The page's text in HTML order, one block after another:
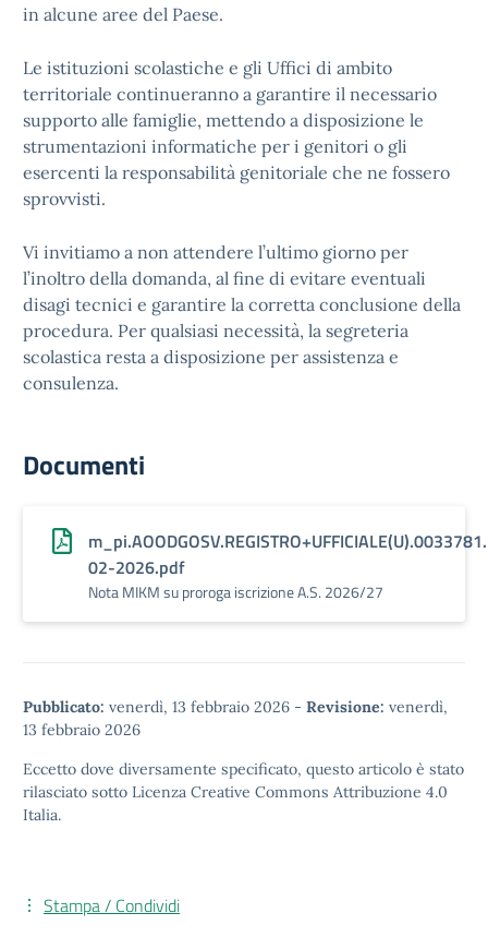
in alcune aree del Paese.
Le istituzioni scolastiche e gli Uffici di ambito
territoriale continueranno a garantire il necessario
supporto alle famiglie, mettendo a disposizione le
strumentazioni informatiche per i genitori o gli
esercenti la responsabilità genitoriale che ne fossero
sprovvisti.
Vi invitiamo a non attendere l’ultimo giorno per
l’inoltro della domanda, al fine di evitare eventuali
disagi tecnici e garantire la corretta conclusione della
procedura. Per qualsiasi necessità, la segreteria
scolastica resta a disposizione per assistenza e
consulenza.
Documenti
02-2026.pdf
Nota MIKM su proroga iscrizione A.S. 2026/27
Pubblicato: venerdì, 13 febbraio 2026 - Revisione: venerdì,
13 febbraio 2026
Eccetto dove diversamente specificato, questo articolo è stato
rilasciato sotto Licenza Creative Commons Attribuzione 4.0
Italia.
Stampa / Condividi